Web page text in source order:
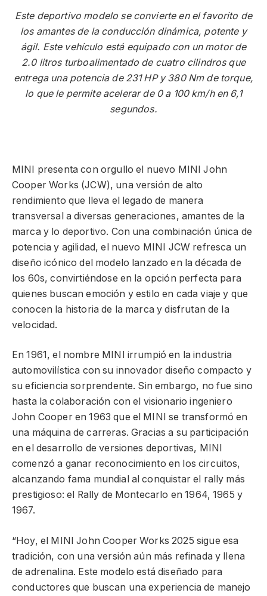
Este deportivo modelo se convierte en el favorito de
los amantes de la conducción dinámica, potente y
ágil. Este vehículo está equipado con un motor de
2.0 litros turboalimentado de cuatro cilindros que
entrega una potencia de 231 HP y 380 Nm de torque,
lo que le permite acelerar de 0 a 100 km/h en 6,1
segundos.
MINI presenta con orgullo el nuevo MINI John
Cooper Works (JCW), una versión de alto
rendimiento que lleva el legado de manera
transversal a diversas generaciones, amantes de la
marca y lo deportivo. Con una combinación única de
potencia y agilidad, el nuevo MINI JCW refresca un
diseño icónico del modelo lanzado en la década de
los 60s, convirtiéndose en la opción perfecta para
quienes buscan emoción y estilo en cada viaje y que
conocen la historia de la marca y disfrutan de la
velocidad.
En 1961, el nombre MINI irrumpió en la industria
automovilística con su innovador diseño compacto y
su eficiencia sorprendente. Sin embargo, no fue sino
hasta la colaboración con el visionario ingeniero
John Cooper en 1963 que el MINI se transformó en
una máquina de carreras. Gracias a su participación
en el desarrollo de versiones deportivas, MINI
comenzó a ganar reconocimiento en los circuitos,
alcanzando fama mundial al conquistar el rally más
prestigioso: el Rally de Montecarlo en 1964, 1965 y
1967.
“Hoy, el MINI John Cooper Works 2025 sigue esa
tradición, con una versión aún más refinada y llena
de adrenalina. Este modelo está diseñado para
conductores que buscan una experiencia de manejo